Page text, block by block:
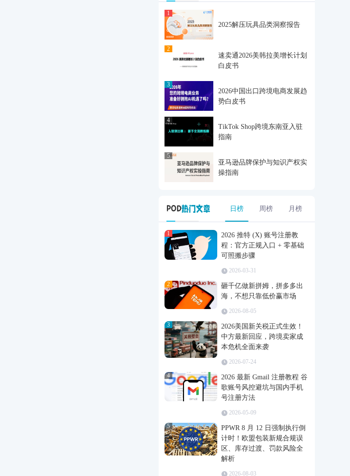
1
2025解压玩具品类洞察报告
2
速卖通2026美韩拉美增长计划
白皮书
3
2026中国出口跨境电商发展趋
势白皮书
4
TikTok Shop跨境东南亚入驻
指南
5
亚马逊品牌保护与知识产权实
操指南
日榜 周榜 月榜
1
2026 推特 (X) 账号注册教
程：官方正规入口 + 零基础
可照搬步骤
2026-03-31
2
砸千亿做新拼姆，拼多多出
海，不想只靠低价赢市场
2026-08-05
3
2026美国新关税正式生效！
中方最新回应，跨境卖家成
本危机全面来袭
2026-07-24
4
2026 最新 Gmail 注册教程 谷
歌账号风控避坑与国内手机
号注册方法
2026-05-09
5
PPWR 8 月 12 日强制执行倒
计时！欧盟包装新规合规误
区、库存过渡、罚款风险全
解析
2026-08-03